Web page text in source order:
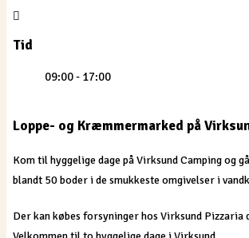
Tid
09:00 - 17:00
Loppe- og Kræmmermarked på
Kom til hyggelige dage på Virksund Camping og
blandt 50 boder i de smukkeste omgivelser i
Der kan købes forsyninger hos Virksund Pizzaria